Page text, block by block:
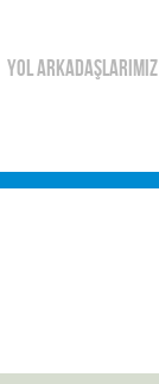
YOL ARKADAŞLARIMIZ